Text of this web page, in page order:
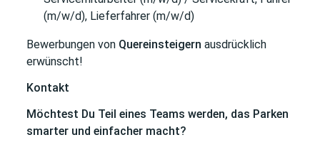
(m/w/d), Lieferfahrer (m/w/d)
Bewerbungen von Quereinsteigern ausdrücklich
erwünscht!
Kontakt
Möchtest Du Teil eines Teams werden, das Parken
smarter und einfacher macht?